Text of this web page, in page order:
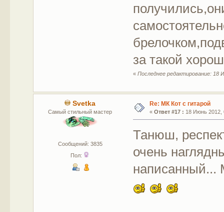
за такой
«Последнее редактирование: 18
Svetka
Самый стильный мастер
Сообщений: 3835
Пол:
Re: МК Кот с гитарой
« Ответ #17 : 18 Июнь 2012,
Танюш,
очень
написанный...